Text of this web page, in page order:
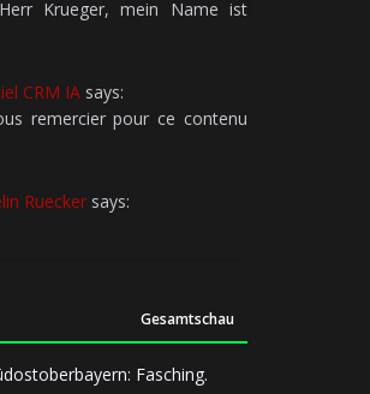
Krueger, mein Name ist
CRM IA says:
remercier pour ce contenu
Ruecker says:
Gesamtschau
Fasching.